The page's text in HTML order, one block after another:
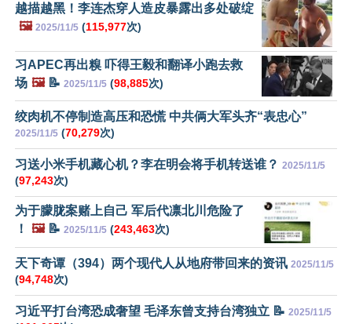
越描越黑！李连杰穿人造皮暴露出多处破绽
🖼️ 2025/11/5 (115,977次)
习APEC再出糗 吓得王毅和翻译小跑去救
场 🖼️📝 2025/11/5 (98,885次)
绞肉机不停制造高压和恐慌 中共俩大军头齐“表忠心”
2025/11/5 (70,279次)
习送小米手机藏心机？李在明会将手机转送谁？ 2025/11/5
(97,243次)
为于朦胧案赌上自己 军后代凛北川危险了
！
🖼️📝 2025/11/5 (243,463次)
天下奇谭（394）两个现代人从地府带回来的资讯 2025/11/5
(94,748次)
习近平打台湾恐成奢望 毛泽东曾支持台湾独立 📝 2025/11/5